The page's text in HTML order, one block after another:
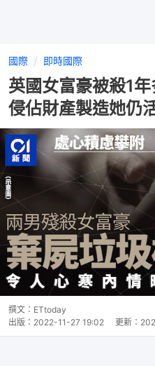
國際 即時國際
英國女富豪被殺1
侵佔財產製造她仍
撰文： ETtoday
出版： 2022-11-27 19:02 更新：